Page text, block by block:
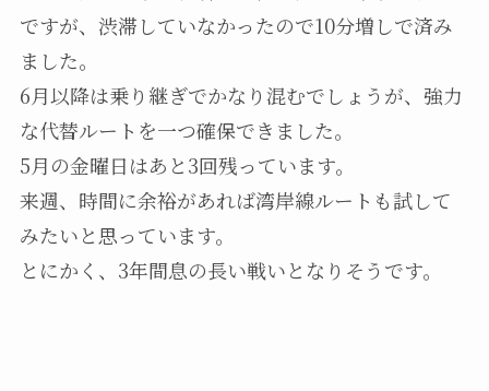
ですが、渋滞していなかったので10分増しで済み
ました。
6月以降は乗り継ぎでかなり混むでしょうが、強力
な代替ルートを一つ確保できました。
5月の金曜日はあと3回残っています。
来週、時間に余裕があれば湾岸線ルートも試して
みたいと思っています。
とにかく、3年間息の長い戦いとなりそうです。